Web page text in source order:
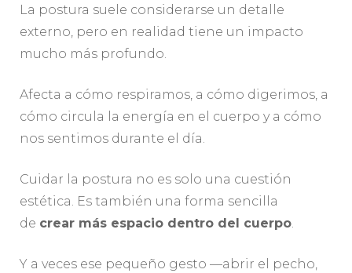
La postura suele considerarse un detalle
externo, pero en realidad tiene un impacto
mucho más profundo.
Afecta a cómo respiramos, a cómo digerimos, a
cómo circula la energía en el cuerpo y a cómo
nos sentimos durante el día.
Cuidar la postura no es solo una cuestión
estética. Es también una forma sencilla
de crear más espacio dentro del cuerpo.
Y a veces ese pequeño gesto —abrir el pecho,